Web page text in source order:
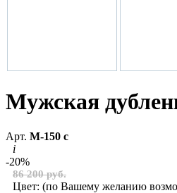
Мужская
Арт. М-150 с
i
-20%
86 200 руб.
Цвет: (по Вашему желанию